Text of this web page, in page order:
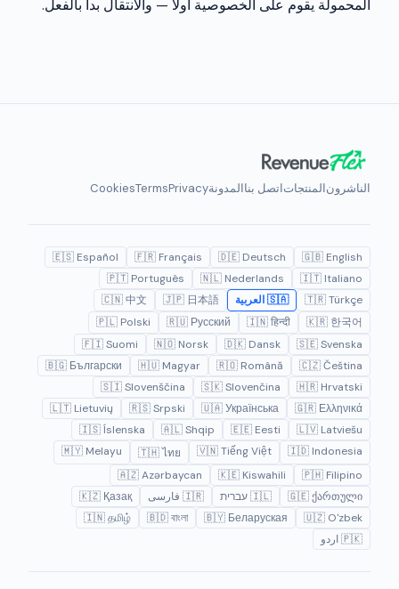
المحمولة يقوم على الخصوصية أولاً — والانتقال بدأ بالفعل.
الناشرونالمنتجاتاتصل بناالمدونةPrivacy
Terms
Cookies
🇬🇧 English
🇩🇪 Deutsch
🇫🇷 Français
🇪🇸 Español
🇮🇹 Italiano
🇳🇱 Nederlands
🇵🇹 Português
🇹🇷 Türkçe
🇸🇦 العربية 🇯🇵 日本語
🇨🇳 中文
🇰🇷 한국어
🇮🇳 हिन्दी
🇷🇺 Русский
🇵🇱 Polski
🇸🇪 Svenska
🇩🇰 Dansk
🇳🇴 Norsk
🇫🇮 Suomi
🇨🇿 Čeština
🇷🇴 Română
🇭🇺 Magyar
🇧🇬 Български
🇭🇷 Hrvatski
🇸🇰 Slovenčina
🇸🇮 Slovenščina
🇬🇷 Ελληνικά
🇺🇦 Українська
🇷🇸 Srpski
🇱🇹 Lietuvių
🇱🇻 Latviešu
🇪🇪 Eesti
🇦🇱 Shqip
🇮🇸 Íslenska
🇮🇩 Indonesia
🇻🇳 Tiếng Việt
🇹🇭 ไทย
🇲🇾 Melayu
🇵🇭 Filipino
🇰🇪 Kiswahili
🇦🇿 Azərbaycan
🇬🇪 ქართული
🇮🇱 עברית 🇮🇷 فارسی
🇰🇿 Қазақ
🇺🇿 O'zbek
🇧🇾 Беларуская
🇧🇩 বাংলা
🇮🇳 தமிழ்
🇵🇰 اردو